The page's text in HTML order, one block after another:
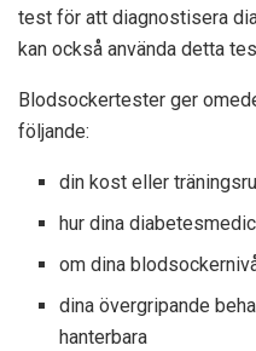
test för att diagnostisera
kan också använda detta
Blodsockertester ger
följande:
din kost eller
hur dina
om dina
dina övergripande
hanterbara